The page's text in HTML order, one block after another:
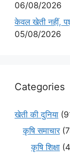
06/08/2026
केवल खेती नहीं,
05/08/2026
Categories
खेती की दुनिया
कृषि समाचार
कृषि शिक्षा